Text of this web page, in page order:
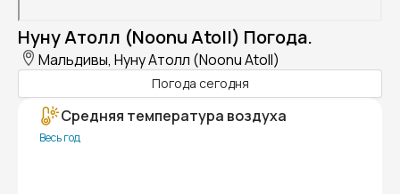
Нуну Атолл (Noonu Atoll) Погода.
Мальдивы, Нуну Атолл (Noonu Atoll)
Погода сегодня
Средняя температура воздуха
Весь год